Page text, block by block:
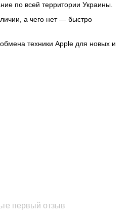
по всей территории Украины.
а чего нет — быстро
техники Apple для новых и
первый отзыв